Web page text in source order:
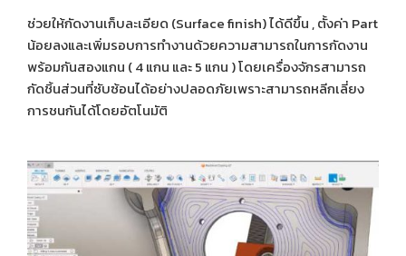
ช่วยให้กัดงานเก็บละเอียด (Surface finish) ได้ดีขึ้น , ตั้งค่า Part
น้อยลงและเพิ่มรอบการทำงานด้วยความสามารถในการกัดงาน
พร้อมกันสองแกน ( 4 แกน และ 5 แกน ) โดยเครื่องจักรสามารถ
กัดชิ้นส่วนที่ซับซ้อนได้อย่างปลอดภัยเพราะสามารถหลีกเลี่ยง
การชนกันได้โดยอัตโนมัติ